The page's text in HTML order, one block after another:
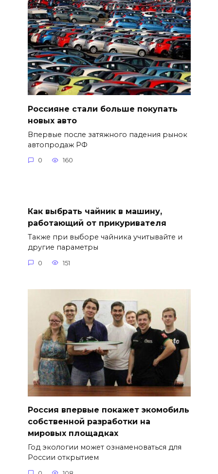
Россияне стали больше покупать
новых авто
Впервые после затяжного падения рынок
автопродаж РФ
0 160
Как выбрать чайник в машину,
работающий от прикуривателя
Также при выборе чайника учитывайте и
другие параметры
0 151
Россия впервые покажет экомобиль
собственной разработки на
мировых площадках
Год экологии может ознаменоваться для
России открытием